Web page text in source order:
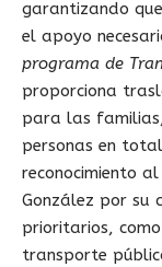
garantizando
el apoyo
programa de
proporciona
para las
personas en
reconocimiento
González por su
prioritarios,
transporte